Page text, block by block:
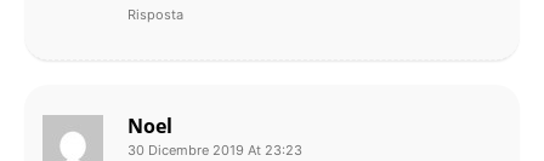
Risposta
Noel
30 Dicembre 2019 At 23:23